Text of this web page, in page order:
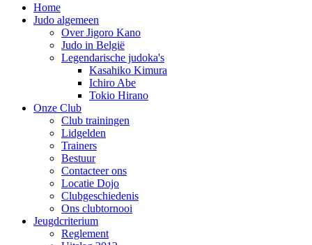
Home
Judo algemeen
Over Jigoro Kano
Judo in België
Legendarische judoka's
Kasahiko Kimura
Ichiro Abe
Tokio Hirano
Onze Club
Club trainingen
Lidgelden
Trainers
Bestuur
Contacteer ons
Locatie Dojo
Clubgeschiedenis
Ons clubtornooi
Jeugdcriterium
Reglement